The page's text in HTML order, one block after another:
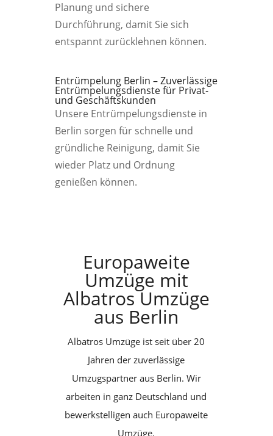
Planung und sichere
Durchführung, damit Sie sich
entspannt zurücklehnen können.
Entrümpelung Berlin – Zuverlässige
Entrümpelungsdienste für Privat-
und Geschäftskunden
Unsere Entrümpelungsdienste in
Berlin sorgen für schnelle und
gründliche Reinigung, damit Sie
wieder Platz und Ordnung
genießen können.
Europaweite
Umzüge mit
Albatros Umzüge
aus Berlin
Albatros Umzüge ist seit über 20
Jahren der zuverlässige
Umzugspartner aus Berlin. Wir
arbeiten in ganz Deutschland und
bewerkstelligen auch Europaweite
Umzüge.